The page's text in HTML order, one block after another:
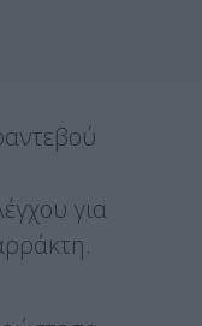
για